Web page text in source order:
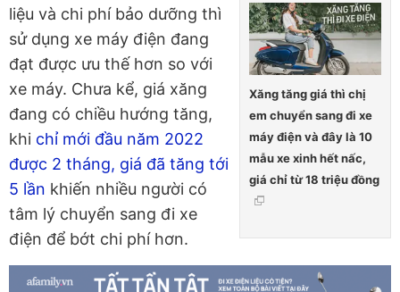
Xăng tăng giá thì chị
em chuyển sang đi xe
máy điện và đây là 10
mẫu xe xinh hết nấc,
giá chỉ từ 18 triệu đồng
liệu và chi phí bảo dưỡng thì
sử dụng xe máy điện đang
đạt được ưu thế hơn so với
xe máy. Chưa kể, giá xăng
đang có chiều hướng tăng,
khi chỉ mới đầu năm 2022
được 2 tháng, giá đã tăng tới
5 lần khiến nhiều người có
tâm lý chuyển sang đi xe
điện để bớt chi phí hơn.